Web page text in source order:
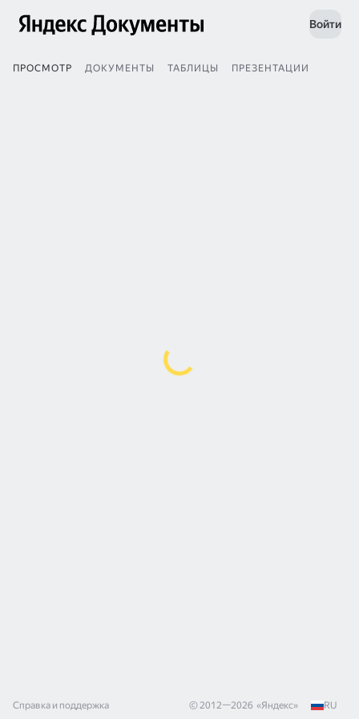
Войти
ПРОСМОТР ДОКУМЕНТЫ ТАБЛИЦЫ ПРЕЗЕНТАЦИИ
Справка и поддержка © 2012—2026 «Яндекс» RU